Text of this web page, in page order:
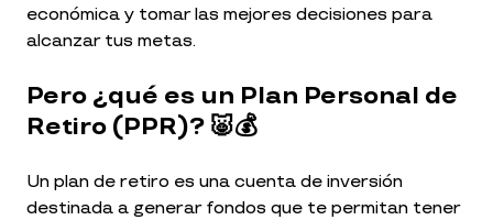
económica y tomar las mejores decisiones para
alcanzar tus metas.
Pero ¿qué es un Plan Personal de
Retiro (PPR)? 🐷💰
Un plan de retiro es una cuenta de inversión
destinada a generar fondos que te permitan tener